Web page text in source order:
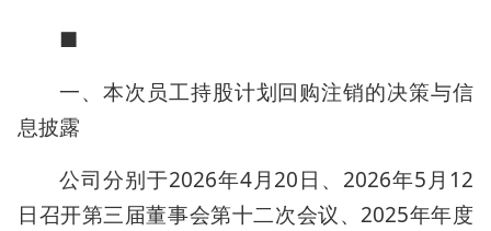
■
一、本次员工持股计划回购注销的决策与信
息披露
公司分别于2026年4月20日、2026年5月12
日召开第三届董事会第十二次会议、2025年年度